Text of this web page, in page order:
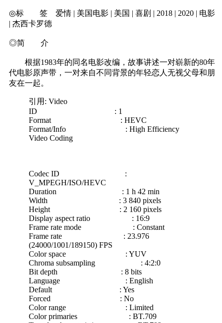
◎标 签 爱情 | 美国电影 | 美国 | 喜剧 | 2018 | 2020 | 电影
| 杰西卡罗德
◎简 介
根据1983年的同名电影改编，故事讲述一对崭新的80年
代电影原声带，一对来自不同背景的年轻恋人无视父母和朋
友在一起。
引用: Video
ID : 1
Format : HEVC
Format/Info : High Efficiency
Video Coding
Codec ID :
V_MPEGH/ISO/HEVC
Duration : 1 h 42 min
Width : 3 840 pixels
Height : 2 160 pixels
Display aspect ratio : 16:9
Frame rate mode : Constant
Frame rate : 23.976
(24000/1001/189150) FPS
Color space : YUV
Chroma subsampling : 4:2:0
Bit depth : 8 bits
Language : English
Default : Yes
Forced : No
Color range : Limited
Color primaries : BT.709